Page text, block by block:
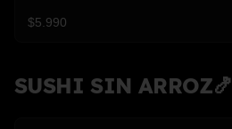
$5.990
SUSHI SIN ARROZ🍤